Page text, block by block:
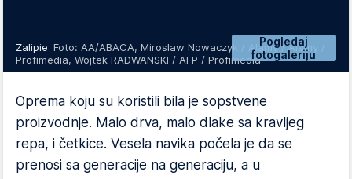
Pogledaj
fotogaleriju
Zalipie Foto: AA/ABACA, Miroslaw Nowaczyk / Alamy / Alamy /
Profimedia, Wojtek RADWANSKI / AFP / Profimedia
Oprema koju su koristili bila je sopstvene
proizvodnje. Malo drva, malo dlake sa kravljeg
repa, i četkice. Vesela navika počela je da se
prenosi sa generacije na generaciju, a u